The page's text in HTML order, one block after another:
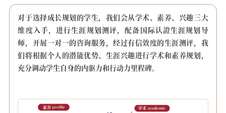
对于选择成长规划的学生，我们会从学术、素养、兴趣三大
维度入手，进行生涯规划测评，配备国际认證生涯规划导
师，开展一对一的咨询服务，经过有信效度的生涯测评，我
们将根据个人的潜能优势、生涯兴趣进行学术和素养规划，
充分调动学生自身的内驱力和行动力里程碑。